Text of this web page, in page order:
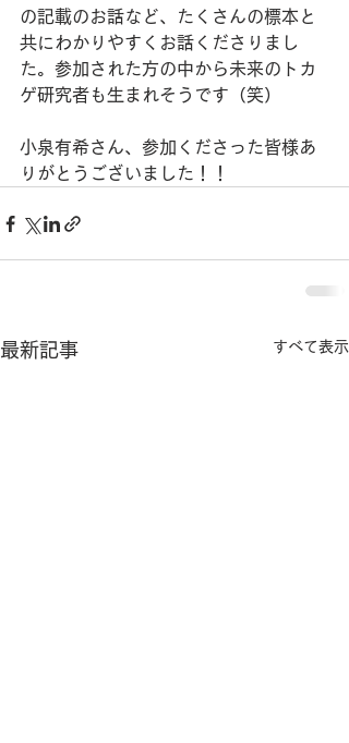
の記載のお話など、たくさんの標本と
共にわかりやすくお話くださりまし
た。参加された方の中から未来のトカ
ゲ研究者も生まれそうです（笑）
小泉有希さん、参加くださった皆様あ
りがとうございました！！
最新記事 すべて表示